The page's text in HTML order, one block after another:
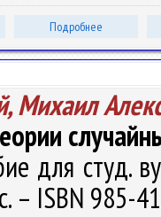
Подробнее
Михаил
для студ.
– ISBN 985-